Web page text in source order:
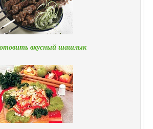
вкусный шашлык